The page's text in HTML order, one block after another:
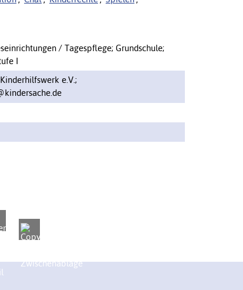
/ Tagespflege; Grundschule;
I
e.V.;